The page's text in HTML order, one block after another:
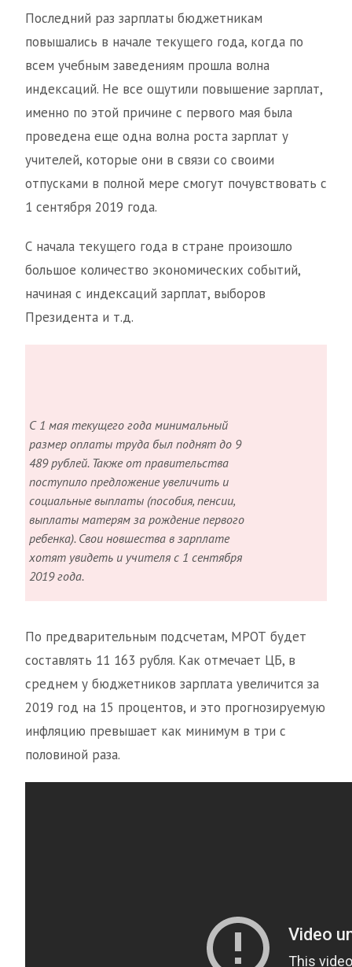
Последний раз зарплаты бюджетникам
повышались в начале текущего года, когда по
всем учебным заведениям прошла волна
индексаций. Не все ощутили повышение зарплат,
именно по этой причине с первого мая была
проведена еще одна волна роста зарплат у
учителей, которые они в связи со своими
отпусками в полной мере смогут почувствовать с
1 сентября 2019 года.
С начала текущего года в стране произошло
большое количество экономических событий,
начиная с индексаций зарплат, выборов
Президента и т.д.
С 1 мая текущего года минимальный
размер оплаты труда был поднят до 9
489 рублей. Также от правительства
поступило предложение увеличить и
социальные выплаты (пособия, пенсии,
выплаты матерям за рождение первого
ребенка). Свои новшества в зарплате
хотят увидеть и учителя с 1 сентября
2019 года.
По предварительным подсчетам, МРОТ будет
составлять 11 163 рубля. Как отмечает ЦБ, в
среднем у бюджетников зарплата увеличится за
2019 год на 15 процентов, и это прогнозируемую
инфляцию превышает как минимум в три с
половиной раза.